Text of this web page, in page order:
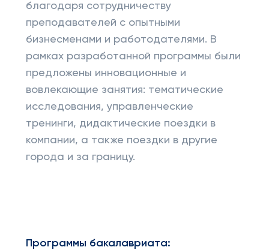
благодаря сотрудничеству
преподавателей с опытными
бизнесменами и работодателями. В
рамках разработанной программы были
предложены инновационные и
вовлекающие занятия: тематические
исследования, управленческие
тренинги, дидактические поездки в
компании, а также поездки в другие
города и за границу.
Программы бакалавриата: